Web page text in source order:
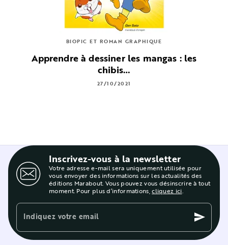
BIOPIC ET ROMAN GRAPHIQUE
Apprendre à dessiner les mangas : les
chibis…
27/10/2021
Inscrivez-vous à la newsletter
Votre adresse e-mail sera uniquement utilisée pour
vous envoyer des informations sur les actualités des
éditions Marabout. Vous pouvez vous désinscrire à tout
moment. Pour plus d’informations,cliquez ici.
Indiquez votre email send